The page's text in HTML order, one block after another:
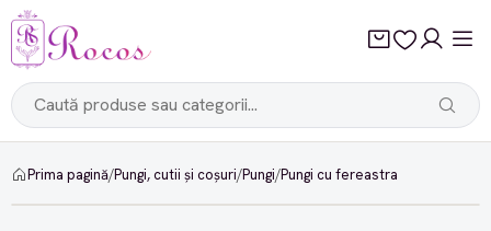
Prima pagină/Pungi, cutii și coșuri/Pungi/Pungi cu fereastra